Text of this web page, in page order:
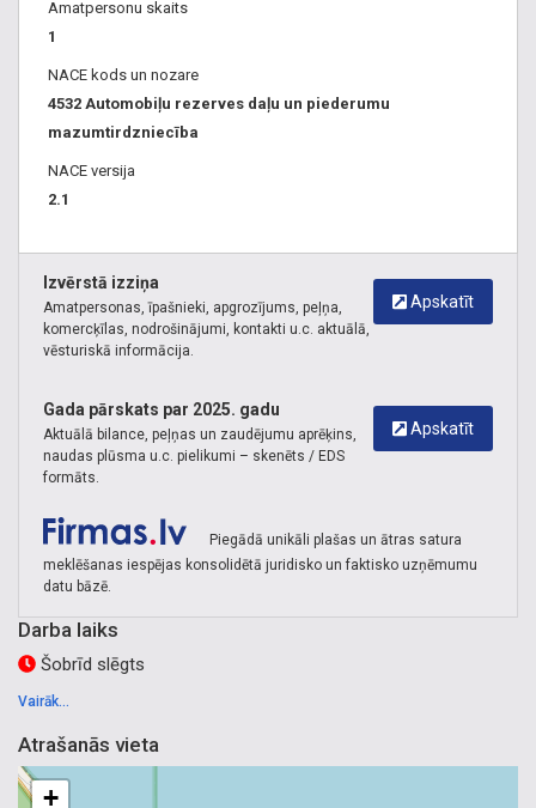
Amatpersonu skaits
1
NACE kods un nozare
4532 Automobiļu rezerves daļu un piederumu
mazumtirdzniecība
NACE versija
2.1
Apskatīt
Izvērstā izziņa
Amatpersonas, īpašnieki, apgrozījums, peļņa,
komercķīlas, nodrošinājumi, kontakti u.c. aktuālā,
vēsturiskā informācija.
Apskatīt
Gada pārskats par 2025. gadu
Aktuālā bilance, peļņas un zaudējumu aprēķins,
naudas plūsma u.c. pielikumi – skenēts / EDS
formāts.
Piegādā unikāli plašas un ātras satura
meklēšanas iespējas konsolidētā juridisko un faktisko uzņēmumu
datu bāzē.
Darba laiks
Šobrīd slēgts
Vairāk...
Atrašanās vieta
+